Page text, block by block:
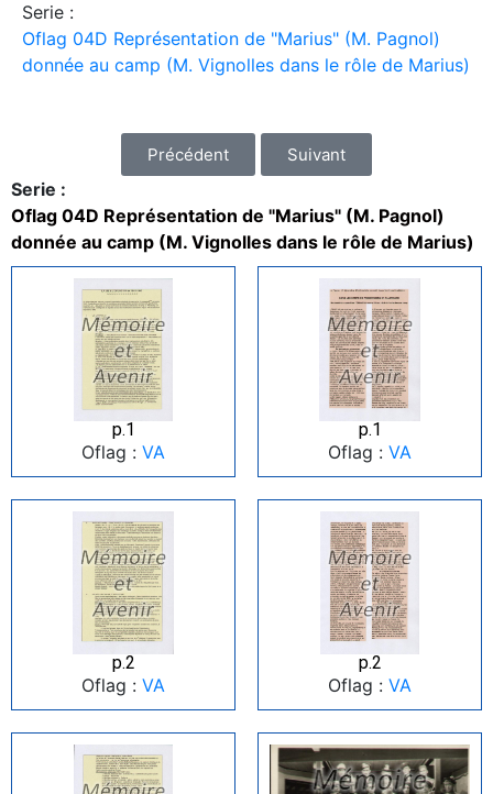
Serie :
Oflag 04D Représentation de "Marius" (M. Pagnol)
donnée au camp (M. Vignolles dans le rôle de Marius)
Précédent Suivant
Serie :
Oflag 04D Représentation de "Marius" (M. Pagnol)
donnée au camp (M. Vignolles dans le rôle de Marius)
p.1
Oflag : VA
p.1
Oflag : VA
p.2
Oflag : VA
p.2
Oflag : VA